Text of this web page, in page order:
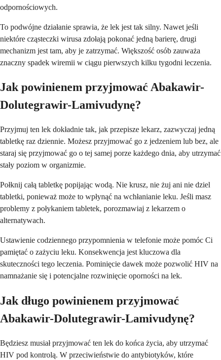
odpornościowych.
To podwójne działanie sprawia, że lek jest tak silny. Nawet jeśli
niektóre cząsteczki wirusa zdołają pokonać jedną barierę, drugi
mechanizm jest tam, aby je zatrzymać. Większość osób zauważa
znaczny spadek wiremii w ciągu pierwszych kilku tygodni leczenia.
Jak powinienem przyjmować Abakawir-
Dolutegrawir-Lamivudynę?
Przyjmuj ten lek dokładnie tak, jak przepisze lekarz, zazwyczaj jedną
tabletkę raz dziennie. Możesz przyjmować go z jedzeniem lub bez, ale
staraj się przyjmować go o tej samej porze każdego dnia, aby utrzymać
stały poziom w organizmie.
Połknij całą tabletkę popijając wodą. Nie krusz, nie żuj ani nie dziel
tabletki, ponieważ może to wpłynąć na wchłanianie leku. Jeśli masz
problemy z połykaniem tabletek, porozmawiaj z lekarzem o
alternatywach.
Ustawienie codziennego przypomnienia w telefonie może pomóc Ci
pamiętać o zażyciu leku. Konsekwencja jest kluczowa dla
skuteczności tego leczenia. Pominięcie dawek może pozwolić HIV na
namnażanie się i potencjalne rozwinięcie oporności na lek.
Jak długo powinienem przyjmować
Abakawir-Dolutegrawir-Lamivudynę?
Będziesz musiał przyjmować ten lek do końca życia, aby utrzymać
HIV pod kontrolą. W przeciwieństwie do antybiotyków, które